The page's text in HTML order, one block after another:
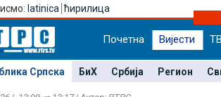
latinica ћирилица
Почетна Вијести ТВ
Српска БиХ Србија Регион